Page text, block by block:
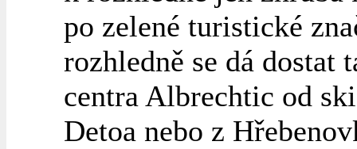
po zelené turistické
rozhledně se dá dostat
centra Albrechtic od
Detoa nebo z